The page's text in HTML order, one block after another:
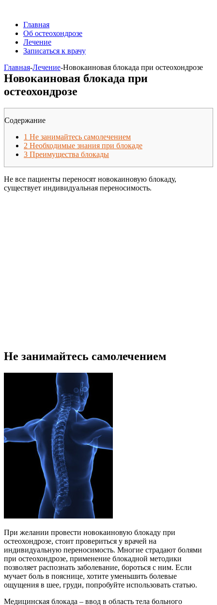
Главная
Об остеохондрозе
Лечение
Записаться к врачу
Главная-Лечение-Новокаиновая блокада при остеохондрозе
Новокаиновая блокада при
остеохондрозе
Содержание
1 Не занимайтесь самолечением
2 Необходимые знания при блокаде
3 Преимущества блокады
Не все пациенты переносят новокаиновую блокаду,
существует индивидуальная переносимость.
Не занимайтесь самолечением
При желании провести новокаиновую блокаду при
остеохондрозе, стоит провериться у врачей на
индивидуальную переносимость. Многие страдают болями
при остеохондрозе, применение блокадной методики
позволяет распознать заболевание, бороться с ним. Если
мучает боль в пояснице, хотите уменьшить болевые
ощущения в шее, груди, попробуйте использовать статью.
Медицинская блокада – ввод в область тела больного